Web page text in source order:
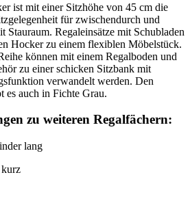
ist mit einer Sitzhöhe von 45 cm die
für zwischendurch und
Stauraum. Regaleinsätze mit Schubladen
Hocker zu einem flexiblen Möbelstück.
können mit einem Regalboden und
zu einer schicken Sitzbank mit
verwandelt werden. Den
es auch in Fichte Grau.
zu weiteren Regalfächern:
lang